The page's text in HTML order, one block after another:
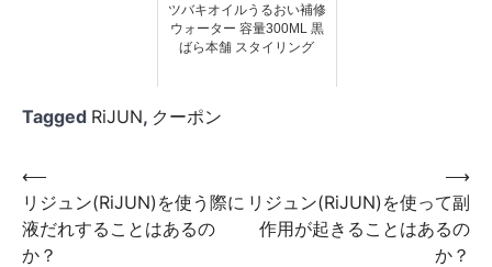
ツバキオイルうるおい補修
ウォーター 容量300ML 黒
ばら本舗 スタイリング
Tagged RiJUN, クーポン
投
稿
ナ
⟵
リジュン(RiJUN)を使う際に
液だれすることはあるの
か？
リジュン(RiJUN)を使って副
作用が起きることはあるの
か？
⟶